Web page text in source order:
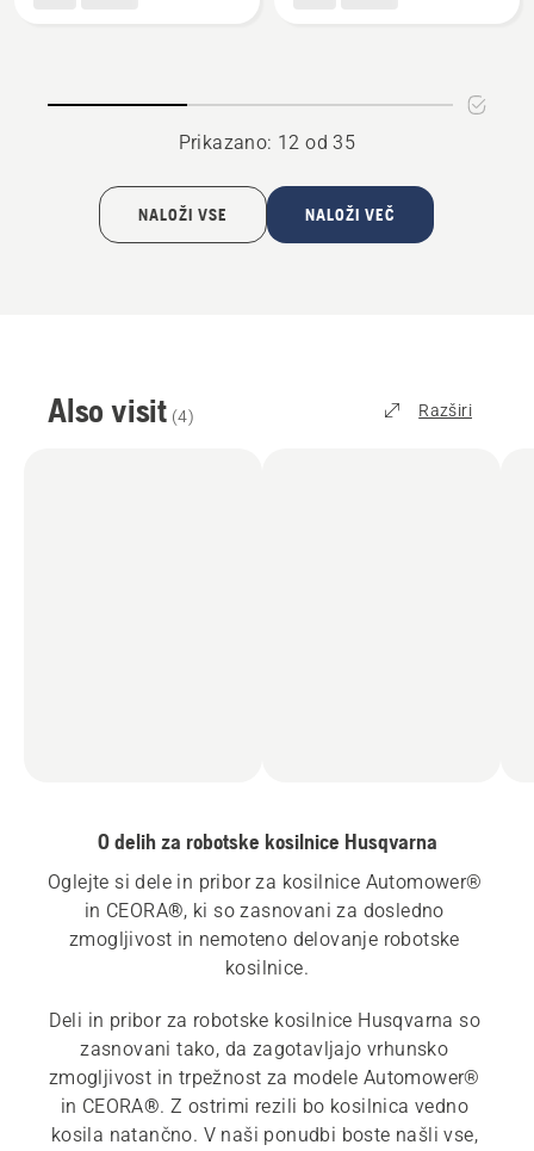
Prikazano: 12 od 35
NALOŽI VSE NALOŽI VEČ
Also visit (4) Razširi
O delih za robotske kosilnice Husqvarna
Oglejte si dele in pribor za kosilnice Automower®
in CEORA®, ki so zasnovani za dosledno
zmogljivost in nemoteno delovanje robotske
kosilnice.
Deli in pribor za robotske kosilnice Husqvarna so
zasnovani tako, da zagotavljajo vrhunsko
zmogljivost in trpežnost za modele Automower®
in CEORA®. Z ostrimi rezili bo kosilnica vedno
kosila natančno. V naši ponudbi boste našli vse,